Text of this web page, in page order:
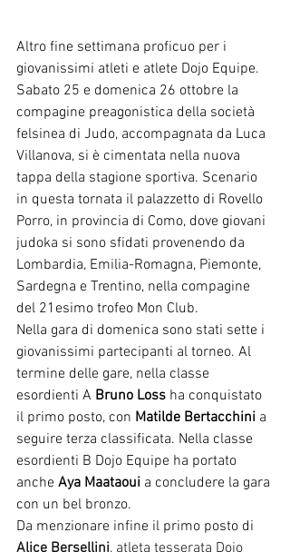
Altro fine settimana proficuo per i
giovanissimi atleti e atlete Dojo Equipe.
Sabato 25 e domenica 26 ottobre la
compagine preagonistica della società
felsinea di Judo, accompagnata da Luca
Villanova, si è cimentata nella nuova
tappa della stagione sportiva. Scenario
in questa tornata il palazzetto di Rovello
Porro, in provincia di Como, dove giovani
judoka si sono sfidati provenendo da
Lombardia, Emilia-Romagna, Piemonte,
Sardegna e Trentino, nella compagine
del 21esimo trofeo Mon Club.
Nella gara di domenica sono stati sette i
giovanissimi partecipanti al torneo. Al
termine delle gare, nella classe
esordienti A Bruno Loss ha conquistato
il primo posto, con Matilde Bertacchini a
seguire terza classificata. Nella classe
esordienti B Dojo Equipe ha portato
anche Aya Maataoui a concludere la gara
con un bel bronzo.
Da menzionare infine il primo posto di
Alice Bersellini, atleta tesserata Dojo